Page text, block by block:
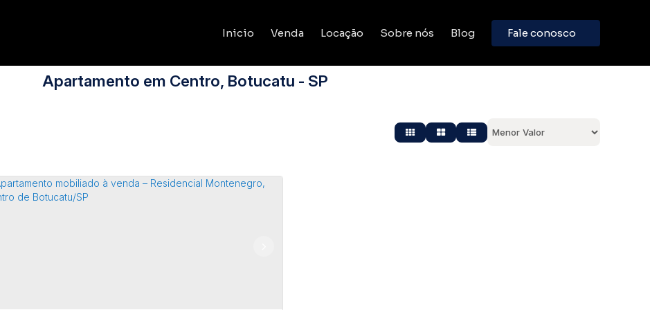
Fale conosco
Blog
Sobre nós
Locação
Venda
Inicio
Apartamento em Centro, Botucatu - SP